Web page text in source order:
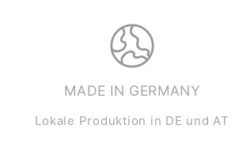
MADE IN GERMANY
Lokale Produktion in DE und AT